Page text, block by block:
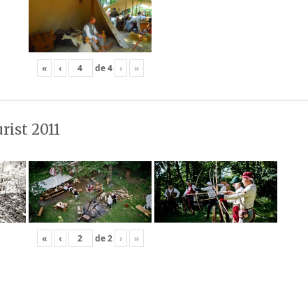
« ‹ de4 › »
2011
« ‹ de2 › »